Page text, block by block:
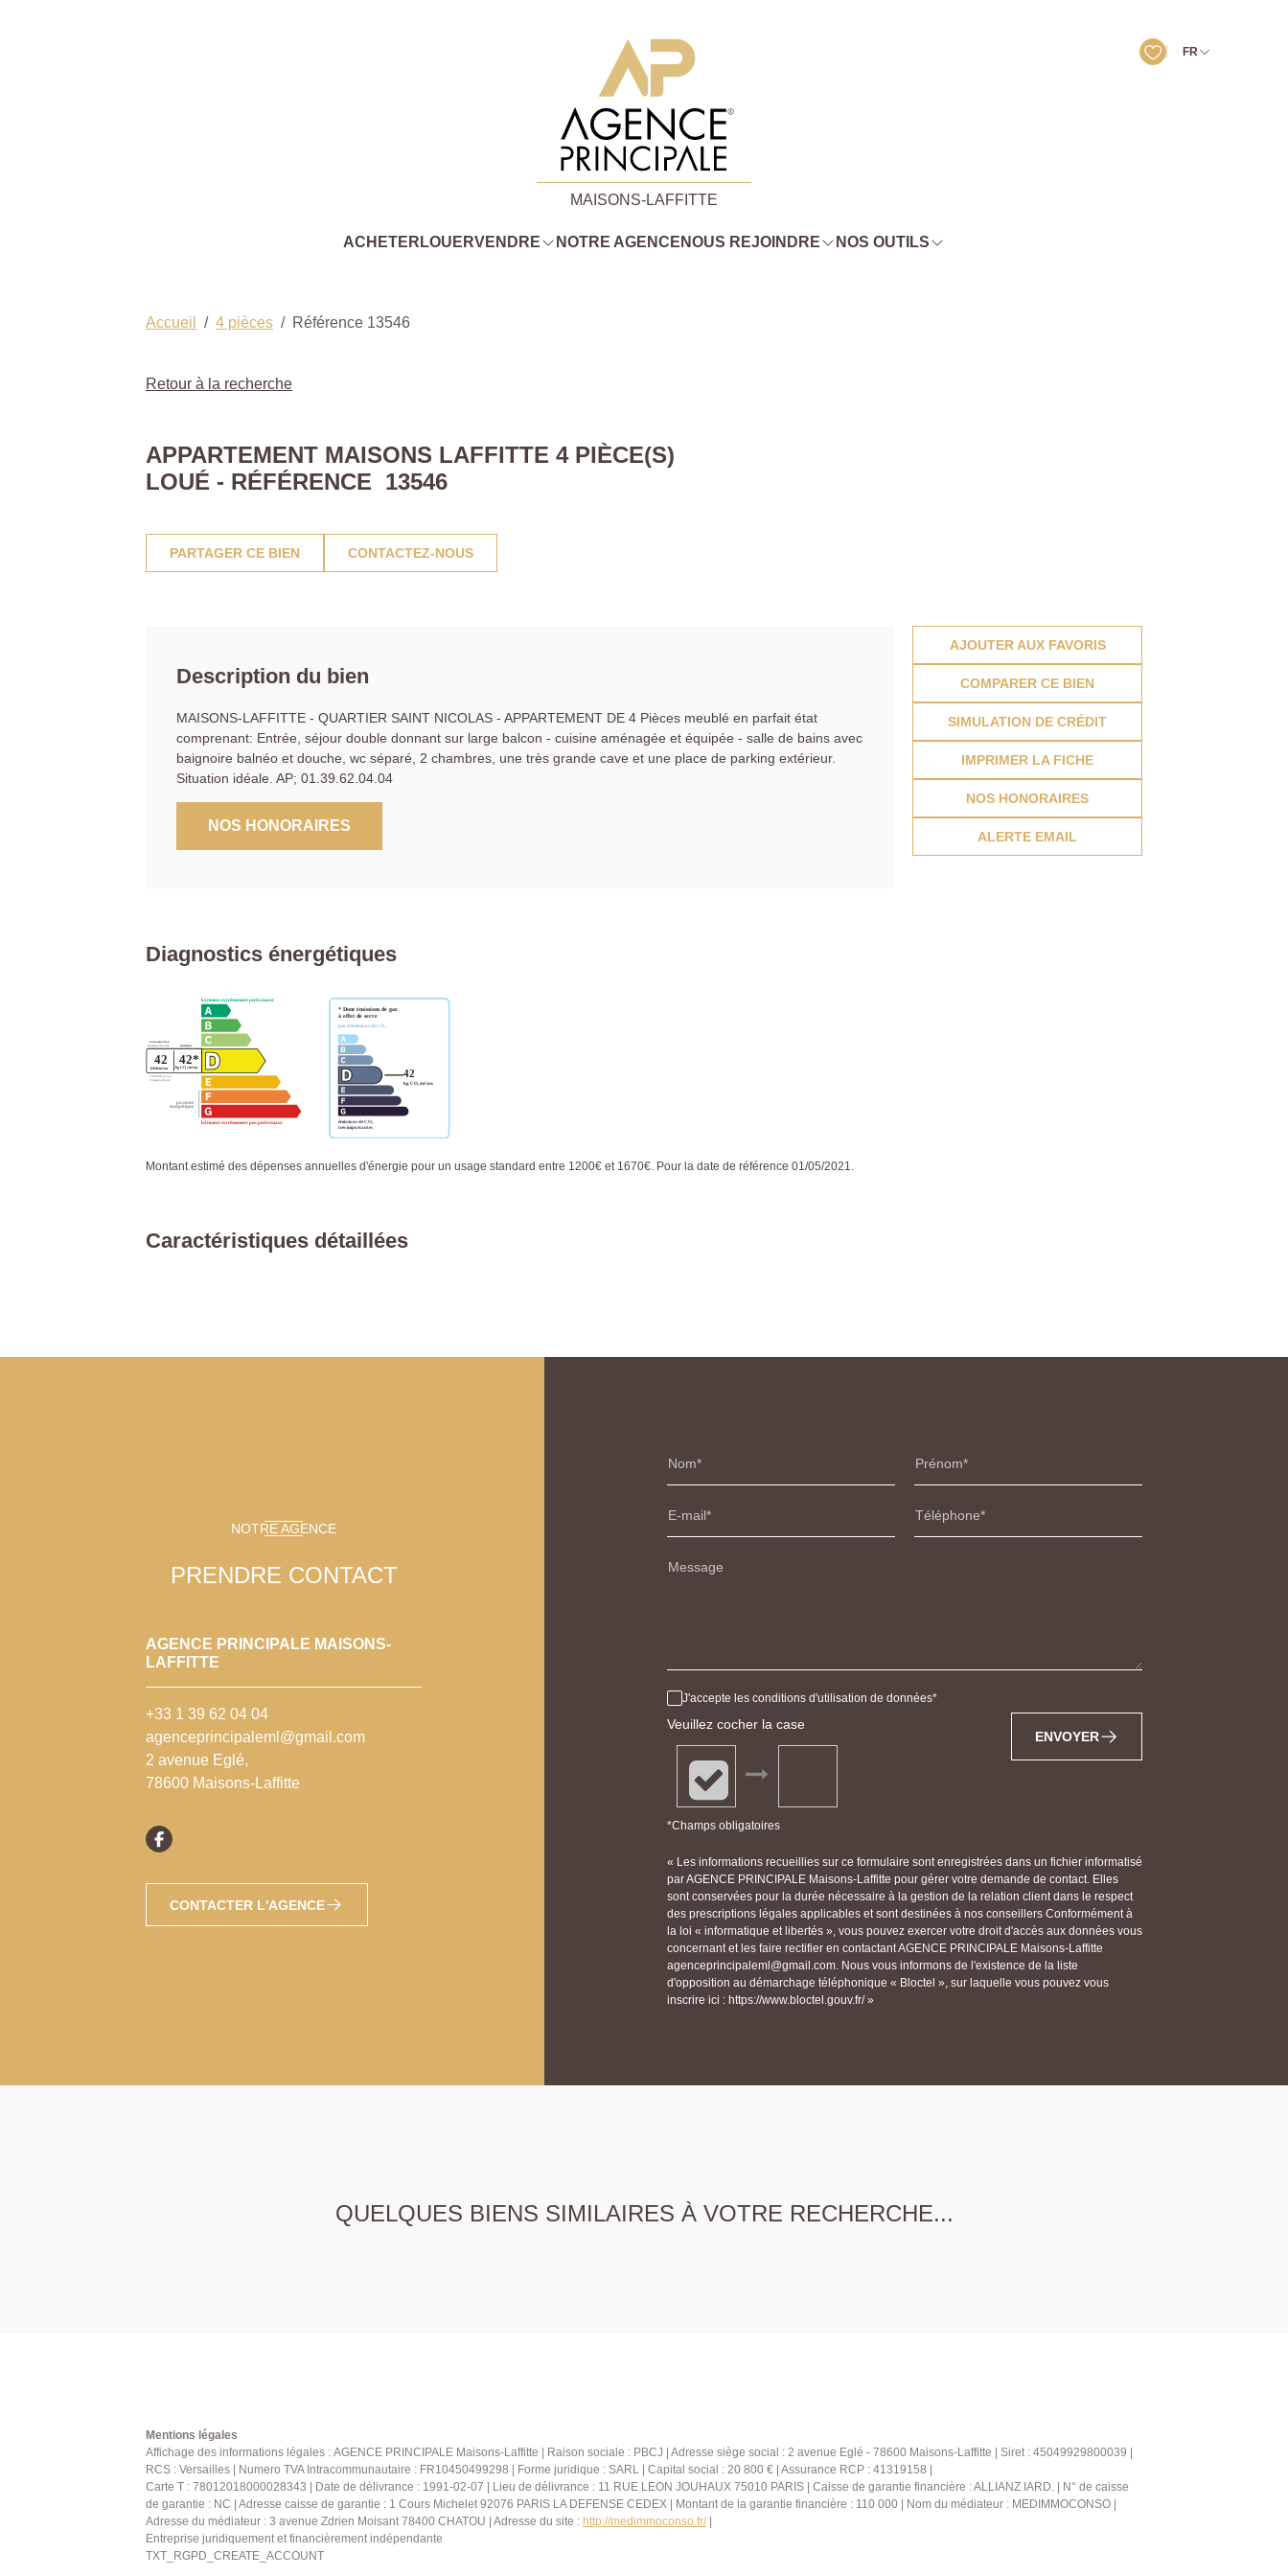
FR
MAISONS-LAFFITTE
ACHETER LOUERVENDRE NOTRE AGENCE NOUS REJOINDRE NOS OUTILS
Accueil 4 pièces Référence 13546
Retour à la recherche
APPARTEMENT MAISONS LAFFITTE 4 PIÈCE(S)
LOUÉ - RÉFÉRENCE 13546
PARTAGER CE BIEN CONTACTEZ-NOUS
Description du bien
MAISONS-LAFFITTE - QUARTIER SAINT NICOLAS - APPARTEMENT DE 4 Pièces meublé en parfait état
comprenant: Entrée, séjour double donnant sur large balcon - cuisine aménagée et équipée - salle de bains avec
baignoire balnéo et douche, wc séparé, 2 chambres, une très grande cave et une place de parking extérieur.
Situation idéale. AP; 01.39.62.04.04
NOS HONORAIRES
AJOUTER AUX FAVORIS
COMPARER CE BIEN
SIMULATION DE CRÉDIT
IMPRIMER LA FICHE
NOS HONORAIRES
ALERTE EMAIL
Diagnostics énergétiques
Montant estimé des dépenses annuelles d'énergie pour un usage standard entre 1200€ et 1670€. Pour la date de référence 01/05/2021.
Caractéristiques détaillées
NOTRE AGENCE
PRENDRE CONTACT
AGENCE PRINCIPALE MAISONS-
LAFFITTE
+33 1 39 62 04 04
agenceprincipaleml@gmail.com
2 avenue Eglé,
78600 Maisons-Laffitte
CONTACTER L'AGENCE
Nom Prénom
E-mail Téléphone
Message
J'accepte les conditions d'utilisation de données
Veuillez cocher la case
*Champs obligatoires
ENVOYER
« Les informations recueillies sur ce formulaire sont enregistrées dans un fichier informatisé
par AGENCE PRINCIPALE Maisons-Laffitte pour gérer votre demande de contact. Elles
sont conservées pour la durée nécessaire à la gestion de la relation client dans le respect
des prescriptions légales applicables et sont destinées à nos conseillers Conformément à
la loi « informatique et libertés », vous pouvez exercer votre droit d'accès aux données vous
concernant et les faire rectifier en contactant AGENCE PRINCIPALE Maisons-Laffitte
agenceprincipaleml@gmail.com. Nous vous informons de l'existence de la liste
d'opposition au démarchage téléphonique « Bloctel », sur laquelle vous pouvez vous
inscrire ici : https://www.bloctel.gouv.fr/ »
QUELQUES BIENS SIMILAIRES À VOTRE RECHERCHE...
Mentions légales
Affichage des informations légales : AGENCE PRINCIPALE Maisons-Laffitte | Raison sociale : PBCJ | Adresse siège social : 2 avenue Eglé - 78600 Maisons-Laffitte | Siret : 45049929800039 |
RCS : Versailles | Numero TVA Intracommunautaire : FR10450499298 | Forme juridique : SARL | Capital social : 20 800 € | Assurance RCP : 41319158 |
Carte T : 78012018000028343 | Date de délivrance : 1991-02-07 | Lieu de délivrance : 11 RUE LEON JOUHAUX 75010 PARIS | Caisse de garantie financière : ALLIANZ IARD. | N° de caisse
de garantie : NC | Adresse caisse de garantie : 1 Cours Michelet 92076 PARIS LA DEFENSE CEDEX | Montant de la garantie financière : 110 000 | Nom du médiateur : MEDIMMOCONSO |
Adresse du médiateur : 3 avenue Zdrien Moisant 78400 CHATOU | Adresse du site : http://medimmoconso.fr/|
Entreprise juridiquement et financièrement indépendante
TXT_RGPD_CREATE_ACCOUNT